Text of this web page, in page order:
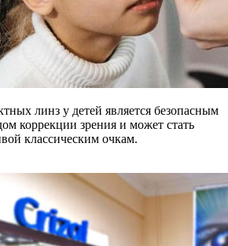
линз у детей является безопасным
коррекции зрения и может стать
классическим очкам.